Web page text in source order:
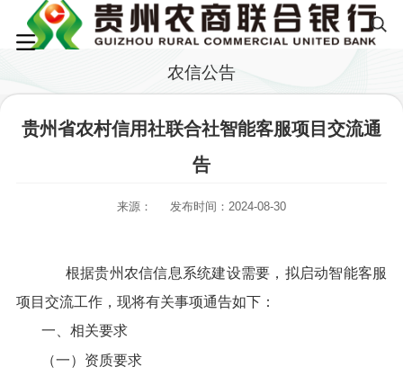
农信公告
贵州省农村信用社联合社智能客服项目交流通
告
来源： 发布时间：2024-08-30
根据贵州农信信息系统建设需要，拟启动智能客服
项目交流工作，现将有关事项通告如下：
一、相关要求
（一）资质要求